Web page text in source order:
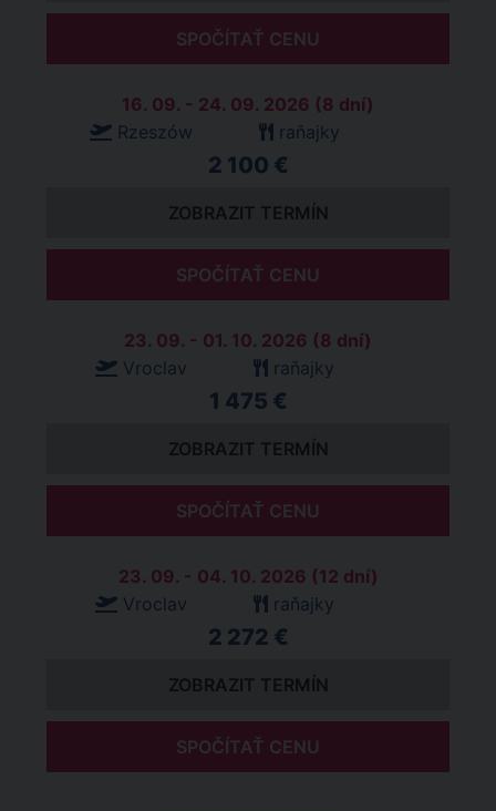
SPOČÍTAŤ CENU
16. 09. - 24. 09. 2026 (8 dní)
Rzeszów
raňajky
2 100 €
ZOBRAZIT TERMÍN
SPOČÍTAŤ CENU
23. 09. - 01. 10. 2026 (8 dní)
Vroclav
raňajky
1 475 €
ZOBRAZIT TERMÍN
SPOČÍTAŤ CENU
23. 09. - 04. 10. 2026 (12 dní)
Vroclav
raňajky
2 272 €
ZOBRAZIT TERMÍN
SPOČÍTAŤ CENU